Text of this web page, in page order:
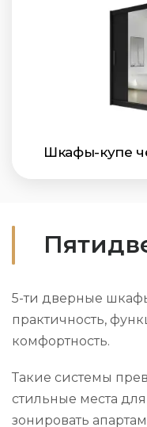
Шкафы-купе
5-ти дверные
практичность,
комфортность.
Такие системы
стильные места
зонировать